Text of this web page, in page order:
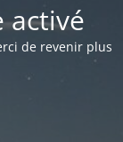
activé
de revenir plus